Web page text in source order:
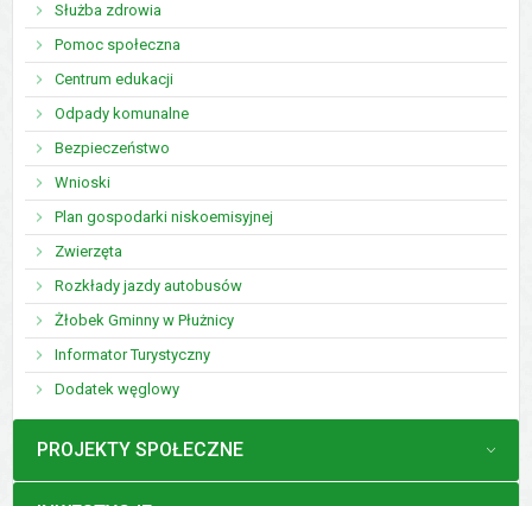
Służba zdrowia
Pomoc społeczna
Centrum edukacji
Odpady komunalne
Bezpieczeństwo
Wnioski
Plan gospodarki niskoemisyjnej
Zwierzęta
Rozkłady jazdy autobusów
Żłobek Gminny w Płużnicy
Informator Turystyczny
Dodatek węglowy
MENU
PROJEKTY SPOŁECZNE